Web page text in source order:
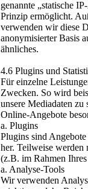
genannte „statische
Prinzip ermöglicht.
verwenden wir diese
anonymisierter Basis
ähnliches.
4.6 Plugins und
Für einzelne
Zwecken. So wird
unsere Mediadaten
Online-Angebote
a. Plugins
Plugins sind
her. Teilweise werden
(z.B. im Rahmen
a. Analyse-Tools
Wir verwenden